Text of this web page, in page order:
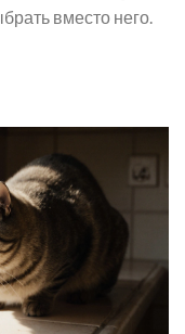
вместо него.